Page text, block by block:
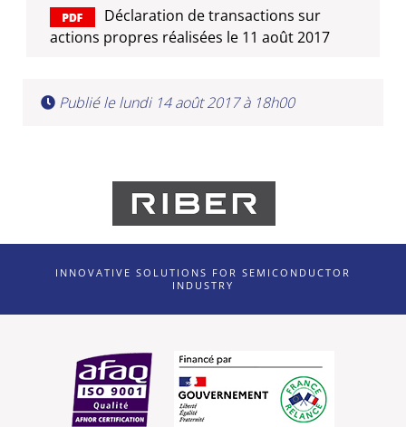
Déclaration de transactions sur
actions propres réalisées le 11 août 2017
Publié le lundi 14 août 2017 à 18h00
INNOVATIVE SOLUTIONS FOR SEMICONDUCTOR
INDUSTRY